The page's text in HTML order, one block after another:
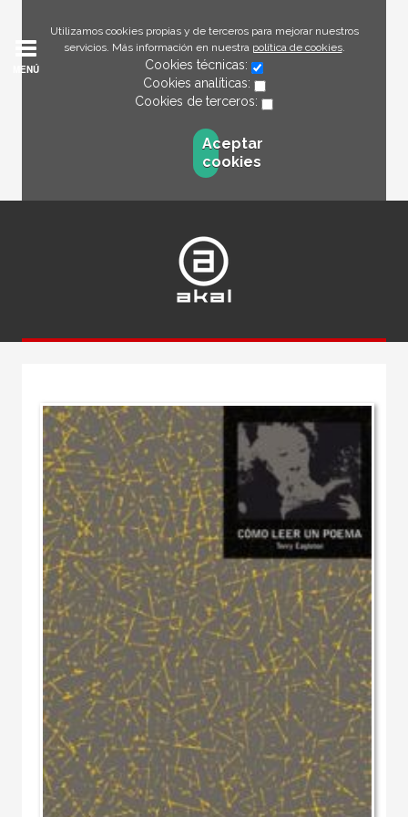
Utilizamos cookies propias y de terceros para mejorar nuestros
servicios. Más información en nuestra política de cookies.
Cookies técnicas:
Cookies analíticas:
Cookies de terceros:
Aceptar
cookies
MENÚ